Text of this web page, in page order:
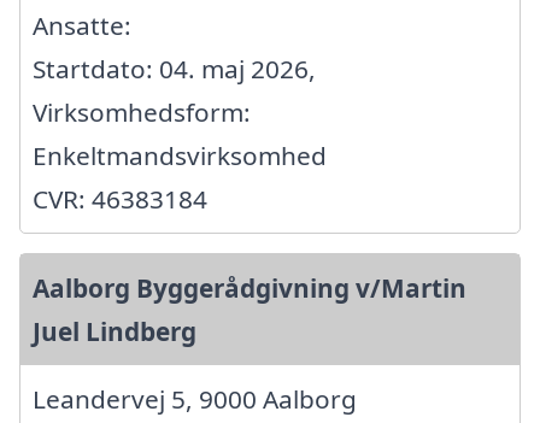
Ansatte:
Startdato: 04. maj 2026,
Virksomhedsform:
Enkeltmandsvirksomhed
CVR: 46383184
Aalborg Byggerådgivning v/Martin
Juel Lindberg
Leandervej 5, 9000 Aalborg